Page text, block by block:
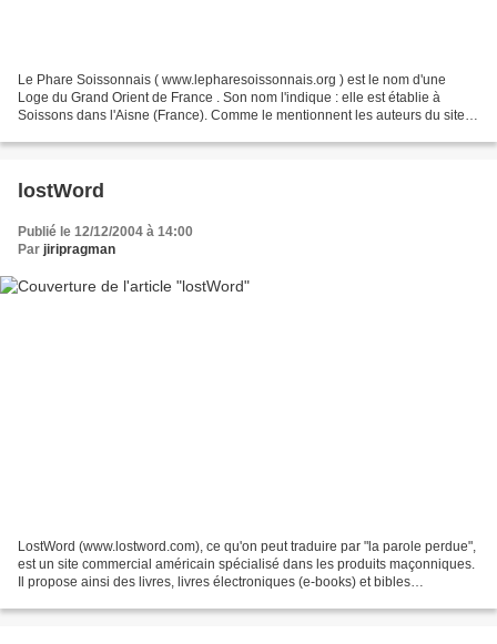
Le Phare Soissonnais ( www.lepharesoissonnais.org ) est le nom d'une
Loge du Grand Orient de France . Son nom l'indique : elle est établie à
Soissons dans l'Aisne (France). Comme le mentionnent les auteurs du site,
lostWord
Publié le 12/12/2004 à 14:00
Par jiripragman
LostWord (www.lostword.com), ce qu'on peut traduire par "la parole perdue",
est un site commercial américain spécialisé dans les produits maçonniques.
Il propose ainsi des livres, livres électroniques (e-books) et bibles